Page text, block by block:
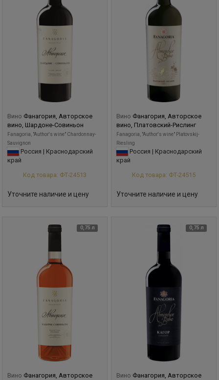
Вино Фанагория, Авторское
вино, Шардоне-Совиньон
Fanagoria, "Author's wine" Chardonnay-
Sauvignon
Россия | Краснодарский
край
Код товара: ФТ-24513
Уточните наличие и цену
Вино Фанагория, Авторское
вино, Платовский-Рислинг
Fanagoria, "Author's wine" Platovskij-
Riesling
Россия | Краснодарский
край
Код товара: ФТ-24515
Уточните наличие и цену
0,75 л
Вино Фанагория, Авторское
0,75 л
Вино Фанагория, Авторское